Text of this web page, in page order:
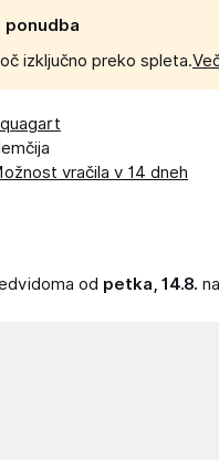
izključno preko spleta.
vračila v 14 dneh
od petka, 14.8.